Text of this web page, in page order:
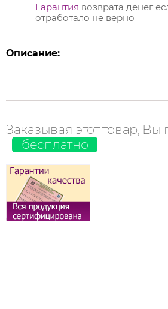
Гарантия возврата денег
отработало не верно
Описание:
Заказывая этот товар, Вы
бесплатно